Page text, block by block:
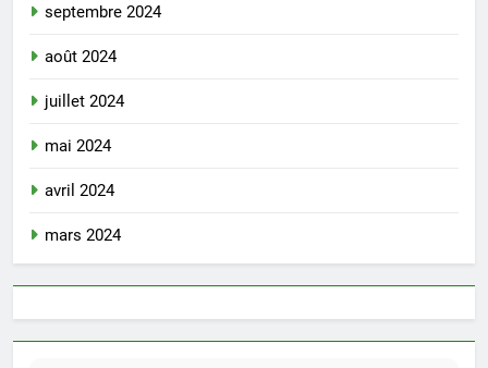
septembre 2024
août 2024
juillet 2024
mai 2024
avril 2024
mars 2024